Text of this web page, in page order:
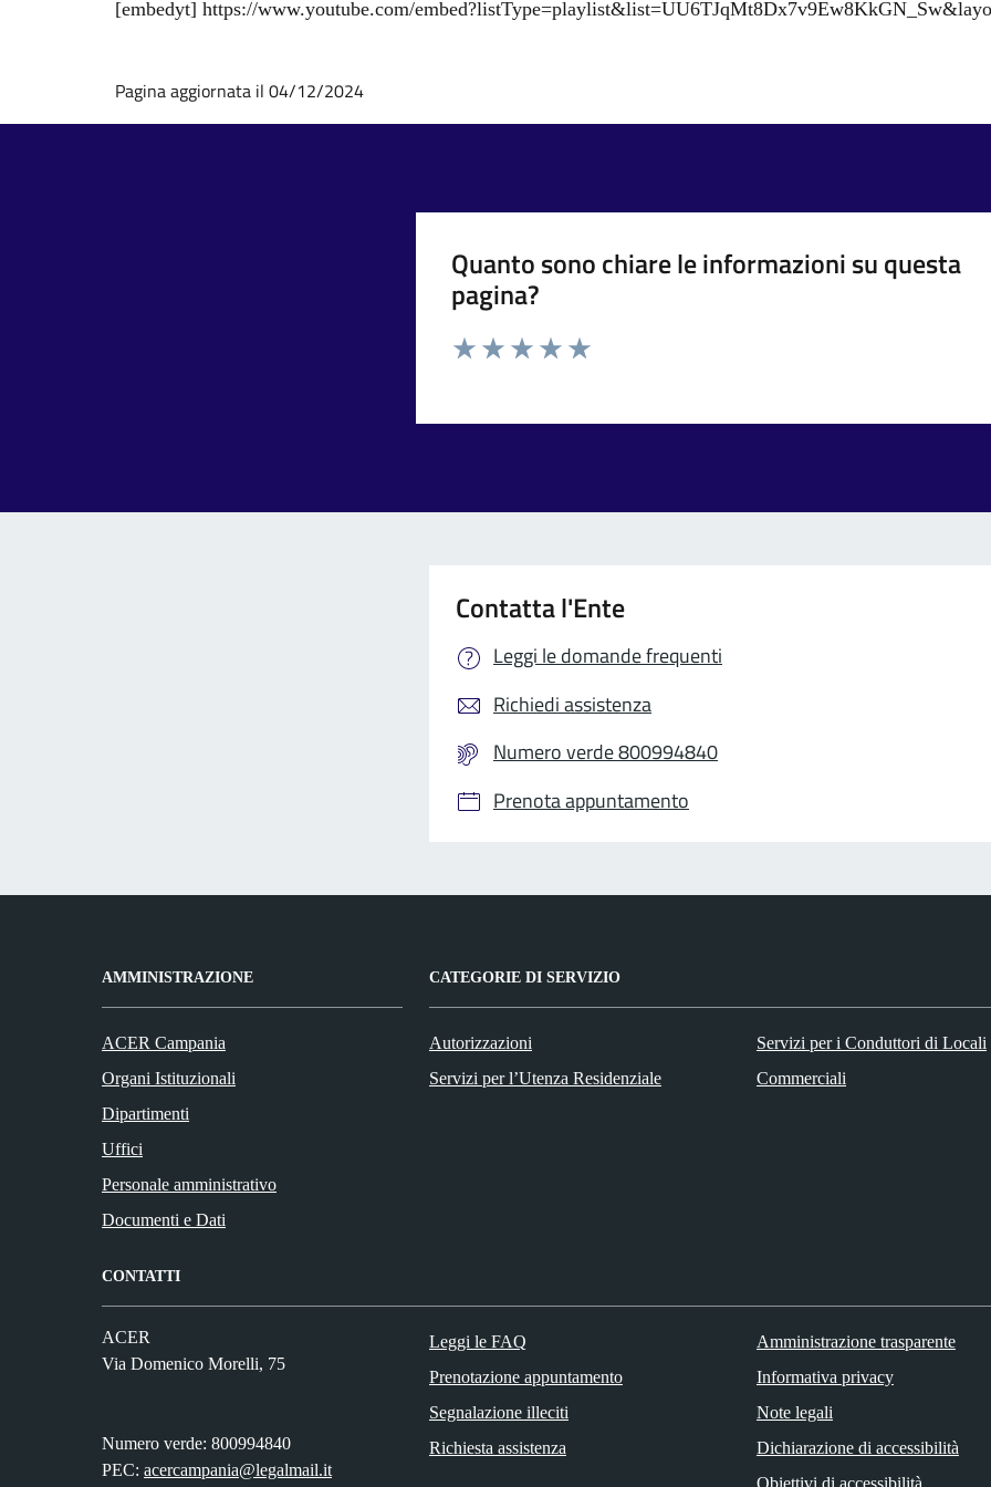
[embedyt] https://www.youtube.com/
Pagina aggiornata il 04/12/2024
Quanto sono chiare le informazioni su questa
pagina?
Contatta l'Ente
Leggi le domande frequenti
Richiedi assistenza
Numero verde 800994840
Prenota appuntamento
AMMINISTRAZIONE
ACER Campania
Organi Istituzionali
Dipartimenti
Uffici
Personale amministrativo
Documenti e Dati
CATEGORIE DI SERVIZIO
Autorizzazioni
Servizi per l’Utenza Residenziale
Servizi per i Conduttori di Locali
Commerciali
CONTATTI
ACER
Via Domenico Morelli, 75
Numero verde: 800994840
PEC: acercampania@legalmail.it
Leggi le FAQ
Prenotazione appuntamento
Segnalazione illeciti
Richiesta assistenza
Amministrazione trasparente
Informativa privacy
Note legali
Dichiarazione di accessibilità
Obiettivi di accessibilità